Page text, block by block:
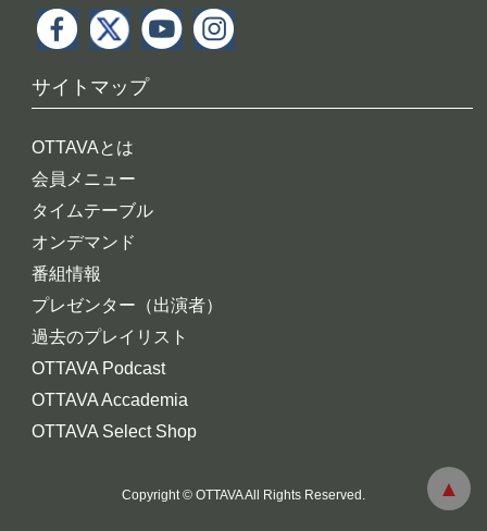
サイトマップ
OTTAVAとは
会員メニュー
タイムテーブル
オンデマンド
番組情報
プレゼンター（出演者）
過去のプレイリスト
OTTAVA Podcast
OTTAVA Accademia
OTTAVA Select Shop
Copyright © OTTAVA All Rights Reserved.